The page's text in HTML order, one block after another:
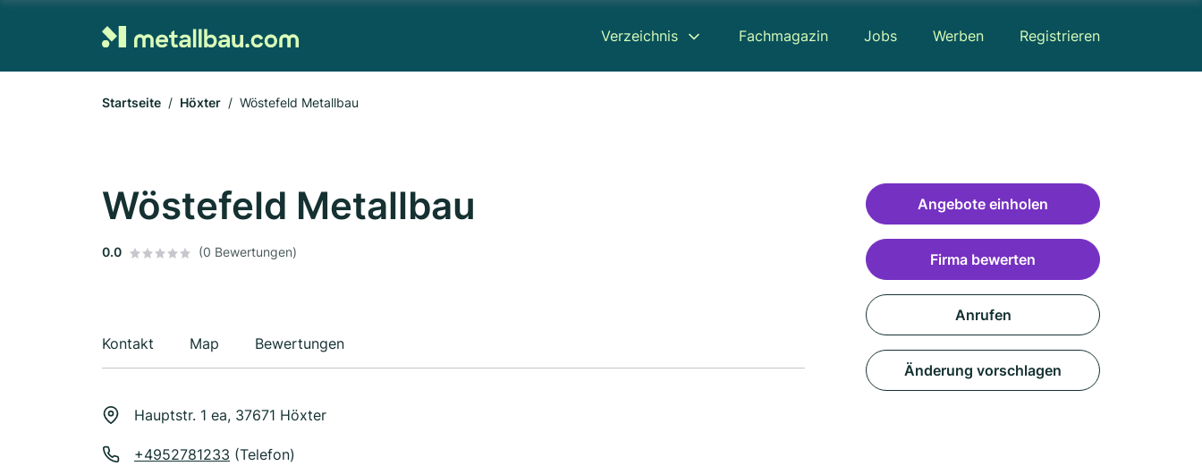
Verzeichnis Fachmagazin Jobs Werben Registrieren
Startseite Höxter Wöstefeld Metallbau
Wöstefeld Metallbau
0.0 (0 Bewertungen)
Kontakt Map Bewertungen
Hauptstr. 1 ea, 37671 Höxter
+4952781233 (Telefon)
Angebote einholen
Firma bewerten
Anrufen
Änderung vorschlagen